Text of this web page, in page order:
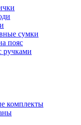
сумки
пояс
ручками
комплекты